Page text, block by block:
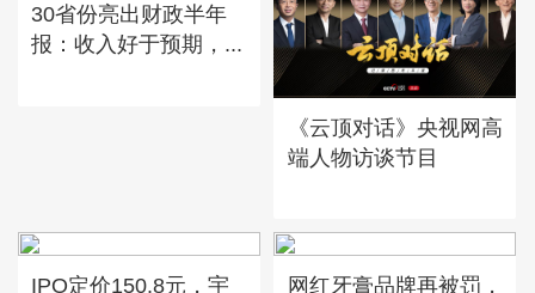
30省份亮出财政半年
报：收入好于预期，...
《云顶对话》央视网高
端人物访谈节目
IPO定价150.8元，宇 网红牙膏品牌再被罚，